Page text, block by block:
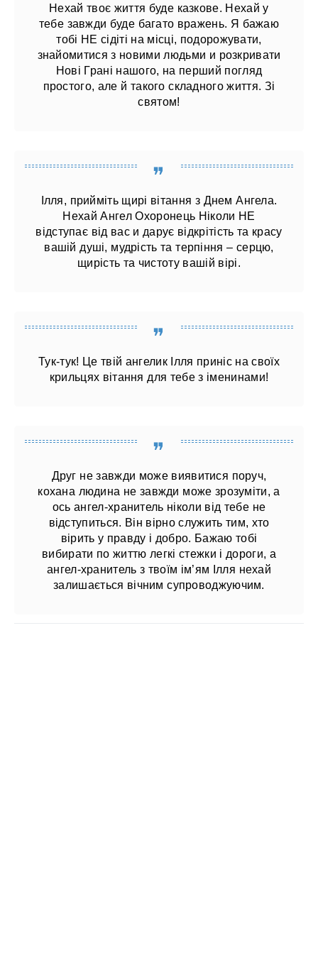
Нехай твоє життя буде казкове. Нехай у
тебе завжди буде багато вражень. Я бажаю
тобі НЕ сідіті на місці, подорожувати,
знайомитися з новими людьми и розкривати
Нові Грані нашого, на перший погляд
простого, але й такого складного життя. Зі
святом!
Ілля, прийміть щирі вітання з Днем Ангела.
Нехай Ангел Охоронець Ніколи НЕ
відступає від вас и дарує відкрітість та красу
вашій душі, мудрість та терпіння – серцю,
щирість та чистоту вашій вірі.
Тук-тук! Це твій ангелик Ілля приніс на своїх
крильцях вітання для тебе з іменинами!
Друг не завжди може виявитися поруч,
кохана людина не завжди може зрозуміти, а
ось ангел-хранитель ніколи від тебе не
відступиться. Він вірно служить тим, хто
вірить у правду і добро. Бажаю тобі
вибирати по життю легкі стежки і дороги, а
ангел-хранитель з твоїм ім’ям Ілля нехай
залишається вічним супроводжуючим.